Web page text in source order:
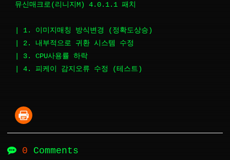
뮤신매크로(리니지M) 4.0.1.1 패치
| 1. 이미지매칭 방식변경 (정확도상승)
| 2. 내부적으로 귀환 시스템 수정
| 3. CPU사용률 하락
| 4. 피케이 감지오류 수정 (테스트)
0 Comments